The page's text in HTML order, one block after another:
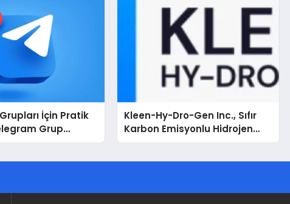
İçin Pratik
Grup
Ne
Kleen-Hy-Dro-Gen Inc., Sıfır
Karbon Emisyonlu Hidrojen
Isıtma Teknolojisinde ISO ve